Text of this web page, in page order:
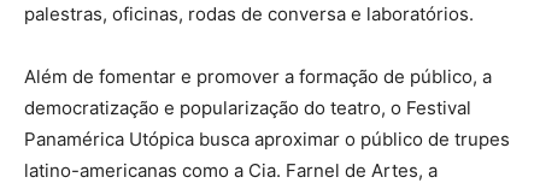
palestras, oficinas, rodas de conversa e laboratórios.
Além de fomentar e promover a formação de público, a
democratização e popularização do teatro, o Festival
Panamérica Utópica busca aproximar o público de trupes
latino-americanas como a Cia. Farnel de Artes, a